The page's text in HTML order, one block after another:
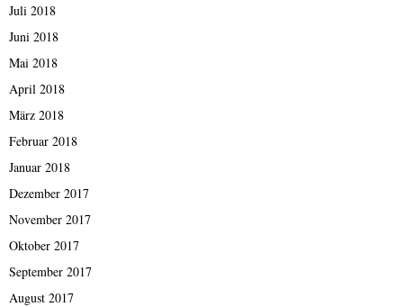
Juli 2018
Juni 2018
Mai 2018
April 2018
März 2018
Februar 2018
Januar 2018
Dezember 2017
November 2017
Oktober 2017
September 2017
August 2017